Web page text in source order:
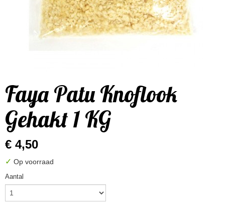
Faya Patu Knoflook
Gehakt 1 KG
€ 4,50
✓ Op voorraad
Aantal